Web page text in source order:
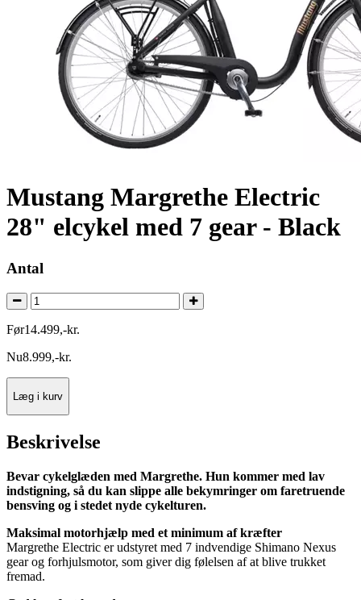
Mustang Margrethe Electric
28" elcykel med 7 gear - Black
Antal
Før14.499,-kr.
Nu8.999,-kr.
Læg i kurv
Beskrivelse
Bevar cykelglæden med Margrethe. Hun kommer med lav
indstigning, så du kan slippe alle bekymringer om faretruende
bensving og i stedet nyde cykelturen.
Maksimal motorhjælp med et minimum af kræfter
Margrethe Electric er udstyret med 7 indvendige Shimano Nexus
gear og forhjulsmotor, som giver dig følelsen af at blive trukket
fremad.